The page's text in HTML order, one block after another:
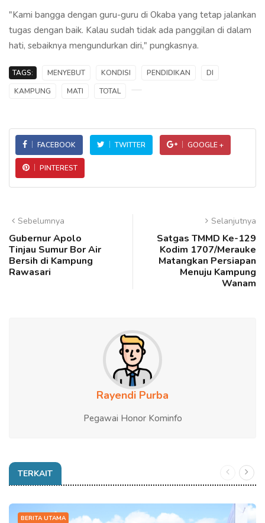
"Kami bangga dengan guru-guru di Okaba yang tetap jalankan
tugas dengan baik. Kalau sudah tidak ada panggilan di dalam
hati, sebaiknya mengundurkan diri," pungkasnya.
TAGS: MENYEBUT KONDISI PENDIDIKAN
DI
KAMPUNG
MATI TOTAL
FACEBOOK TWITTER GOOGLE +
PINTEREST
Sebelumnya
Gubernur Apolo
Tinjau Sumur Bor Air
Bersih di Kampung
Rawasari
Selanjutnya
Satgas TMMD Ke-129
Kodim 1707/Merauke
Matangkan Persiapan
Menuju Kampung
Wanam
Rayendi Purba
Pegawai Honor Kominfo
TERKAIT
BERITA UTAMA